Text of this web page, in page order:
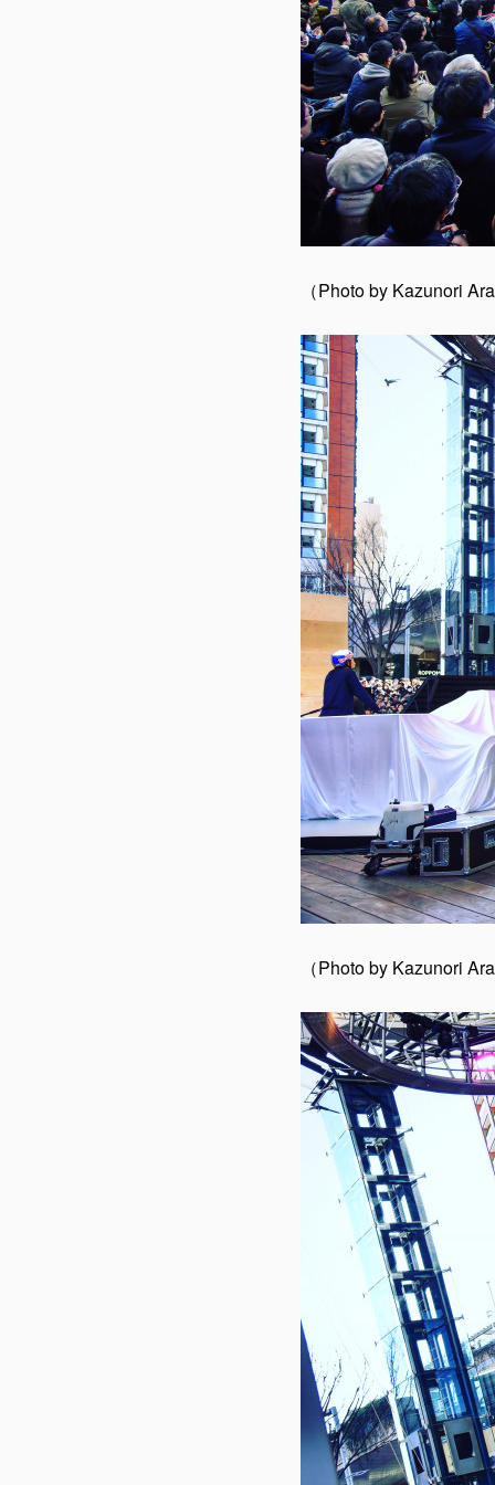
（Photo by Kazunori
（Photo by Kazunori